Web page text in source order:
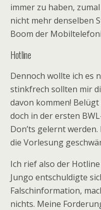
immer zu haben,
nicht mehr denselben
Boom der
Hotline
Dennoch wollte ich es
stinkfrech sollten mir
davon kommen!
doch in der ersten
Don’ts gelernt
die Vorlesung
Ich rief also der
Jungo entschuldigte
Falschinformation,
nichts. Meine